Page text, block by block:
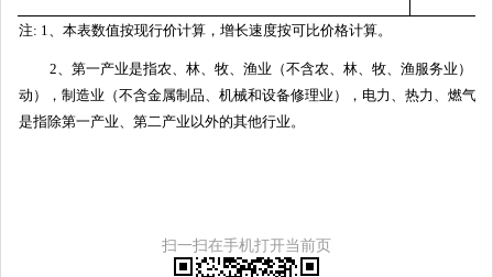
注: 1、本表数值按现行价计算，增长速度按可比价格计算。
2、第一产业是指农、林、牧、渔业（不含农、林、牧、渔服务业）；
动），制造业（不含金属制品、机械和设备修理业），电力、热力、燃气
是指除第一产业、第二产业以外的其他行业。
扫一扫在手机打开当前页